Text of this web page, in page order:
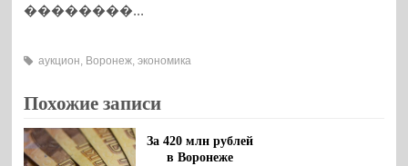
��������...
аукцион, Воронеж,экономика
Похожие записи
За 420 млн рублей
в Воронеже